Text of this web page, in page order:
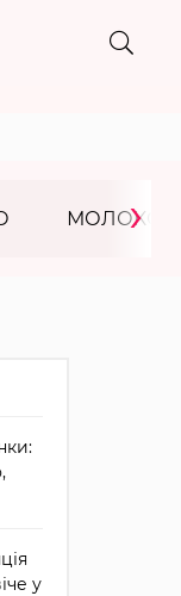
МОЛОКО
›
у